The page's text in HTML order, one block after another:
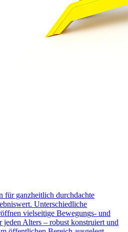
für ganzheitlich durchdachte
Unterschiedliche
vielseitige Bewegungs- und
Alters – robust konstruiert und